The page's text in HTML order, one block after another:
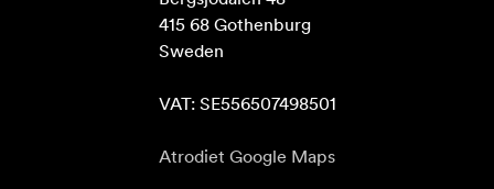
415 68 Gothenburg
Sweden
VAT: SE556507498501
Atrodiet Google Maps